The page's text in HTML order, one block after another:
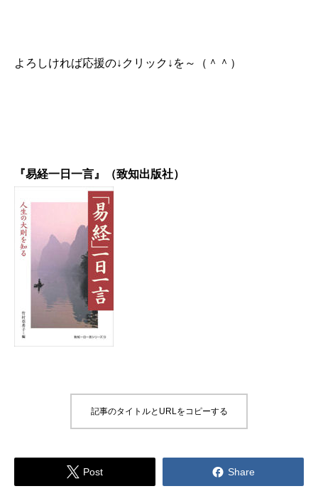
よろしければ応援の↓クリック↓を～（＾＾）
『易経一日一言』（致知出版社）
記事のタイトルとURLをコピーする
 Post  Share